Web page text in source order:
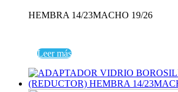
HEMBRA 14/23MACHO 19/26
Leer más